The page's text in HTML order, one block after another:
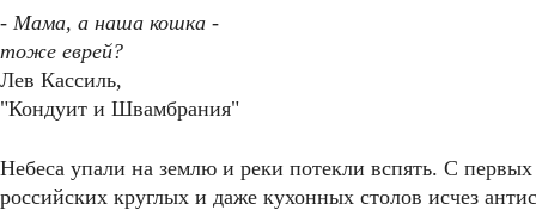
- Мама, а наша кошка -
тоже еврей?
Лев Кассиль,
"Кондуит и Швамбрания"
Небеса упали на землю и реки потекли вспять. С первых
российских круглых и даже кухонных столов исчез